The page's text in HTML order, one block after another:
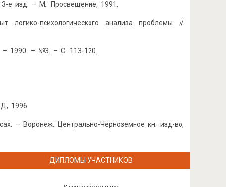
3-е изд. – М.: Просвещение, 1991.
логико-психологического анализа проблемы //
– 1990. – №3. – С. 113-120.
1996.
– Воронеж: Центрально-Черноземное кн. изд-во,
ДИПЛОМЫ УЧАСТНИКОВ